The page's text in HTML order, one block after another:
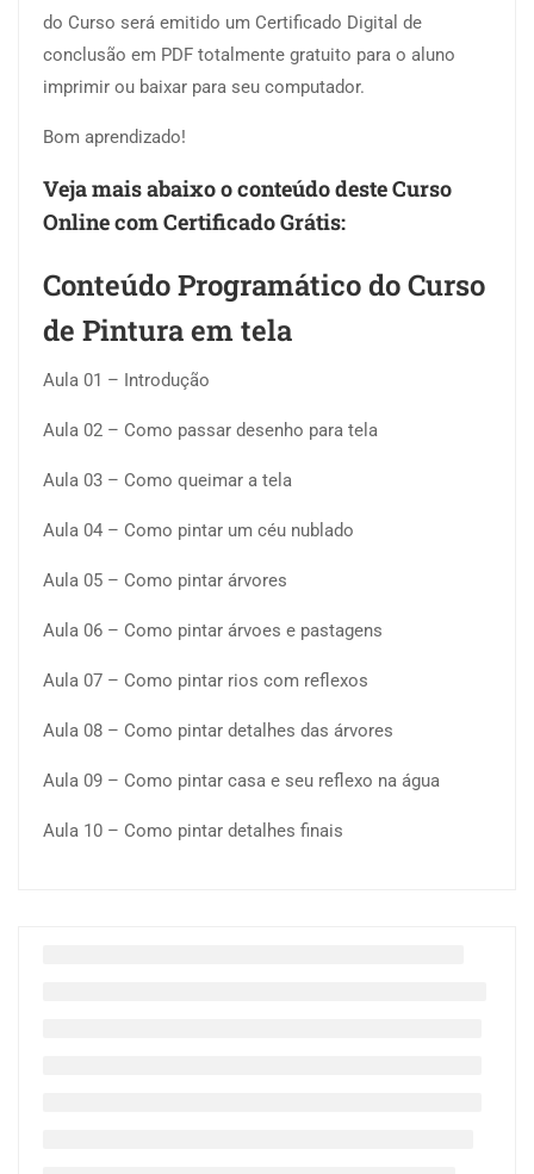
do Curso será emitido um Certificado Digital de
conclusão em PDF totalmente gratuito para o aluno
imprimir ou baixar para seu computador.
Bom aprendizado!
Veja mais abaixo o conteúdo deste Curso
Online com Certificado Grátis:
Conteúdo Programático do Curso
de Pintura em tela
Aula 01 – Introdução
Aula 02 – Como passar desenho para tela
Aula 03 – Como queimar a tela
Aula 04 – Como pintar um céu nublado
Aula 05 – Como pintar árvores
Aula 06 – Como pintar árvoes e pastagens
Aula 07 – Como pintar rios com reflexos
Aula 08 – Como pintar detalhes das árvores
Aula 09 – Como pintar casa e seu reflexo na água
Aula 10 – Como pintar detalhes finais